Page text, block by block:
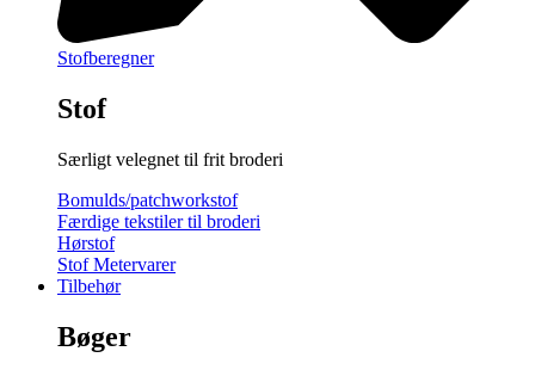
Stofberegner
Stof
Særligt velegnet til frit broderi
Bomulds/patchworkstof
Færdige tekstiler til broderi
Hørstof
Stof Metervarer
Tilbehør
Bøger